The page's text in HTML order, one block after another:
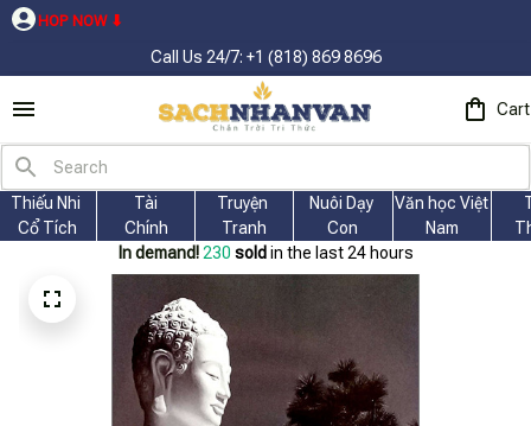
⬇
Call Us 24/7: +1 (818) 869 8696
Cart
Thiếu Nhi
Cổ Tích
Tài
Chính
Truyện
Tranh
Nuôi Dạy
Con
Văn học Việt
Nam
In demand! 230 sold in the last 24 hours